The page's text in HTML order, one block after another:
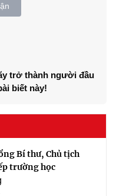
trở thành người đầu
biết này!
Bí thư, Chủ tịch
trường học